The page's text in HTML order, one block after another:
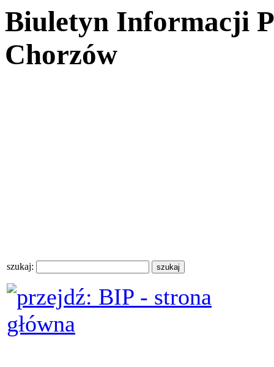
Biuletyn Informacji
Chorzów
szukaj: